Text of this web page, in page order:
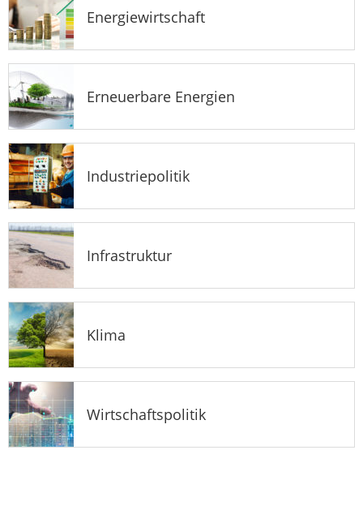
Energiewirtschaft
Erneuerbare Energien
Industriepolitik
Infrastruktur
Klima
Wirtschaftspolitik